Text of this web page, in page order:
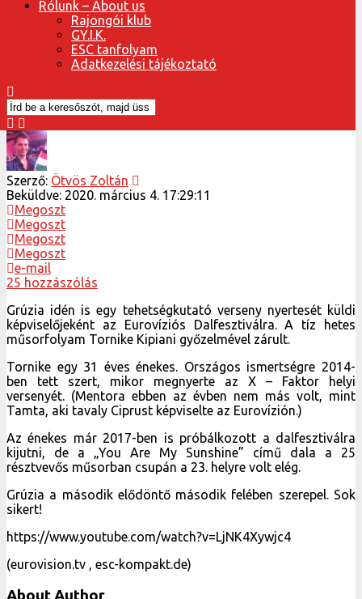
Rólunk – About us
Rajongói klub
GY.I.K.
ESC tanfolyam
Adatkezelési tájékoztató
Szerző: Ötvös Zoltán
Beküldve: 2020. március 4. 17:29:11
Megoszt
Megoszt
Megoszt
Megoszt
e-mail
25 hozzászólás
Grúzia idén is egy tehetségkutató verseny nyertesét küldi
képviselőjeként az Eurovíziós Dalfesztiválra. A tíz hetes
műsorfolyam Tornike Kipiani győzelmével zárult.
Tornike egy 31 éves énekes. Országos ismertségre 2014-
ben tett szert, mikor megnyerte az X – Faktor helyi
versenyét. (Mentora ebben az évben nem más volt, mint
Tamta, aki tavaly Ciprust képviselte az Eurovízión.)
Az énekes már 2017-ben is próbálkozott a dalfesztiválra
kijutni, de a „You Are My Sunshine” című dala a 25
résztvevős műsorban csupán a 23. helyre volt elég.
Grúzia a második elődöntő második felében szerepel. Sok
sikert!
https://www.youtube.com/watch?v=LjNK4Xywjc4
(eurovision.tv , esc-kompakt.de)
About Author